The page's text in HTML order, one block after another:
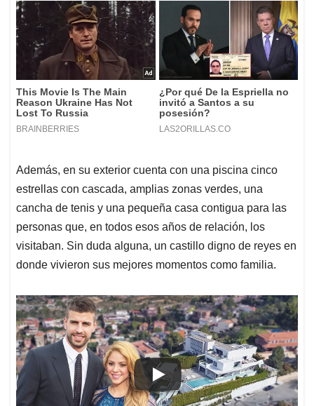
Además, en su exterior cuenta con una piscina cinco
estrellas con cascada, amplias zonas verdes, una
cancha de tenis y una pequeña casa contigua para las
personas que, en todos esos años de relación, los
visitaban. Sin duda alguna, un castillo digno de reyes en
donde vivieron sus mejores momentos como familia.